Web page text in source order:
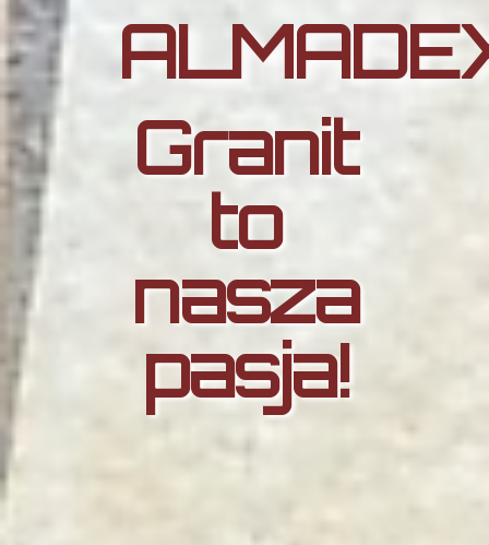
Granit
to
nasza
pasja!